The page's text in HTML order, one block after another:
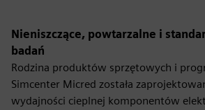
Nieniszczące, powtarzalne i
badań
Rodzina produktów sprzętowych i
Simcenter Micred została
wydajności cieplnej komponentów